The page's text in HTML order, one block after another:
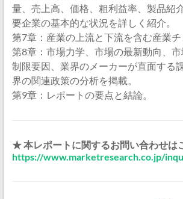
量、売上高、価格、粗利益率、製品紹
要企業の基本的な状況を詳しく紹介。
第7章：産業の上流と下流を含む産業チ
第8章：市場力学、市場の最新動向、
制限要因、業界のメーカーが直面する
界の関連政策の分析を掲載。
第9章：レポートの要点と結論。
★ 本レポートに関するお問い合わせは
https://www.marketresearch.co.jp/